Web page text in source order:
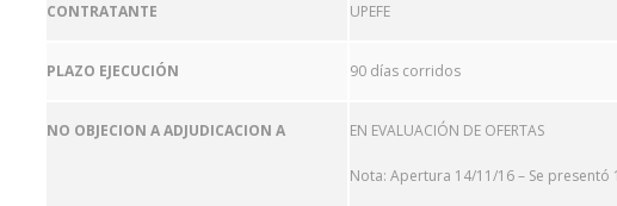
CONTRATANTE UPEFE
PLAZO EJECUCIÓN 90 días corridos
NO OBJECION A ADJUDICACION A EN EVALUACIÓN DE OFERTAS
Nota: Apertura 14/11/16 – Se presentó